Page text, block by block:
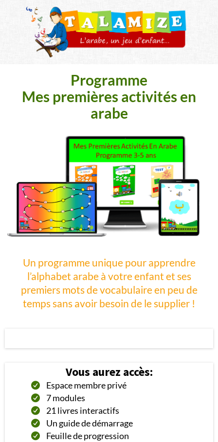
Programme
Mes premières activités en
arabe
Un programme unique pour apprendre
l’alphabet arabe à votre enfant et ses
premiers mots de vocabulaire en peu de
temps sans avoir besoin de le supplier !
Vous aurez accès:
Espace membre privé
7 modules
21 livres interactifs
Un guide de démarrage
Feuille de progression